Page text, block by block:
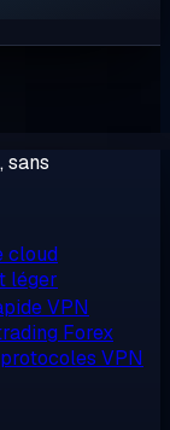
sans
cloud
léger
VPN
Forex
VPN